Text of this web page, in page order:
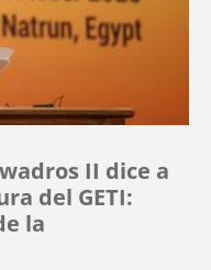
II dice a
del GETI:
la